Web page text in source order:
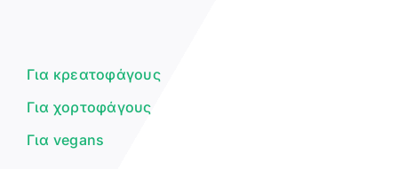
Για κρεατοφάγους
Για χορτοφάγους
Για vegans